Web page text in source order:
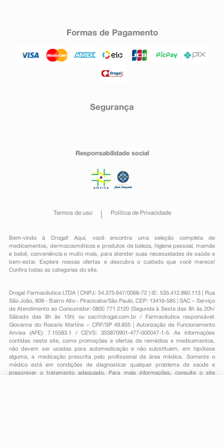
Formas de Pagamento
Segurança
Responsabilidade social
Termos de uso Política de Privacidade
Bem-vindo à Drogal! Aqui, você encontra uma seleção completa de
medicamentos , dermocosméticos e produtos de beleza, higiene pessoal ,mamãe
e bebê, conveniênciae muito mais, para atender suas necessidades de saúde e
bem-estar. Explore nossas ofertas e descubra o cuidado que você merece!
Confira todas as categorias do site.
Drogal Farmacêutica LTDA | CNPJ: 54.375.647/0066-72 | IE: 535.412.860.113 | Rua
São João, 909 - Bairro Alto - Piracicaba/São Paulo, CEP: 13416-585 | SAC – Serviço
de Atendimento ao Consumidor: 0800 771 2120 (Segunda à Sexta das 8h às 20h/
Sábado das 8h às 15h) ou sac@drogal.com.br/ Farmacêutica responsável:
Giovanna do Rosario Martins – CRF/SP 49.855 | Autorização de Funcionamento
Anvisa (AFE): 7.15583.1 / CEVS: 353870901-477-000047-1-5. As informações
contidas neste site, como promoções e ofertas de remédios e medicamentos,
não devem ser usadas para automedicação e não substituem, em hipótese
alguma, a medicação prescrita pelo profissional da área médica. Somente o
médico está em condições de diagnosticar qualquer problema de saúde e
prescrever o tratamento adequado. Para mais informações, consulte o site